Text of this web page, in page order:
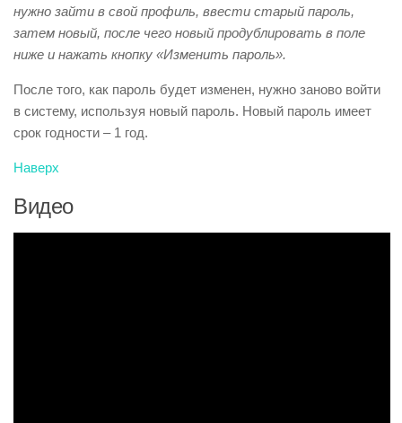
нужно зайти в свой профиль, ввести старый пароль,
затем новый, после чего новый продублировать в поле
ниже и нажать кнопку «Изменить пароль».
После того, как пароль будет изменен, нужно заново войти
в систему, используя новый пароль. Новый пароль имеет
срок годности – 1 год.
Наверх
Видео